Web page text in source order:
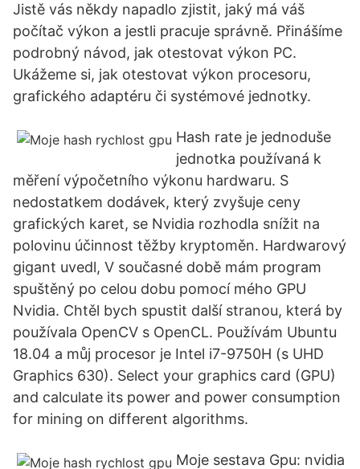
Jistě vás někdy napadlo zjistit, jaký má váš
počítač výkon a jestli pracuje správně. Přinášíme
podrobný návod, jak otestovat výkon PC.
Ukážeme si, jak otestovat výkon procesoru,
grafického adaptéru či systémové jednotky.
Hash rate je jednoduše
jednotka používaná k
měření výpočetního výkonu hardwaru. S
nedostatkem dodávek, který zvyšuje ceny
grafických karet, se Nvidia rozhodla snížit na
polovinu účinnost těžby kryptoměn. Hardwarový
gigant uvedl, V současné době mám program
spuštěný po celou dobu pomocí mého GPU
Nvidia. Chtěl bych spustit další stranou, která by
používala OpenCV s OpenCL. Používám Ubuntu
18.04 a můj procesor je Intel i7-9750H (s UHD
Graphics 630). Select your graphics card (GPU)
and calculate its power and power consumption
for mining on different algorithms.
Moje sestava Gpu: nvidia